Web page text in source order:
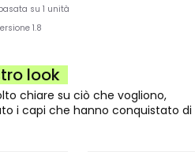
look
chiare su ciò che vogliono,
i capi che hanno conquistato di